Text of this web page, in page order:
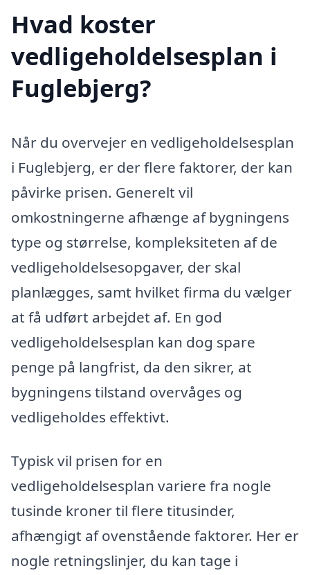
Hvad koster
vedligeholdelsesplan i
Fuglebjerg?
Når du overvejer en vedligeholdelsesplan
i Fuglebjerg, er der flere faktorer, der kan
påvirke prisen. Generelt vil
omkostningerne afhænge af bygningens
type og størrelse, kompleksiteten af de
vedligeholdelsesopgaver, der skal
planlægges, samt hvilket firma du vælger
at få udført arbejdet af. En god
vedligeholdelsesplan kan dog spare
penge på langfrist, da den sikrer, at
bygningens tilstand overvåges og
vedligeholdes effektivt.
Typisk vil prisen for en
vedligeholdelsesplan variere fra nogle
tusinde kroner til flere titusinder,
afhængigt af ovenstående faktorer. Her er
nogle retningslinjer, du kan tage i